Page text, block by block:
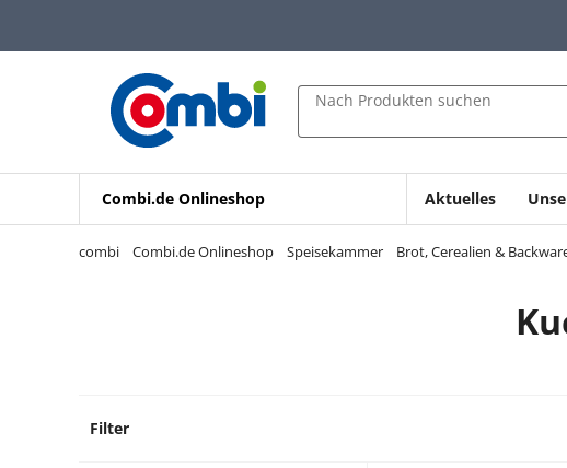
Zur Navigation springen
Zur Suche springen
Nach Produkten suchen
Combi.de Onlineshop Aktuelles
combi Combi.de Onlineshop Speisekammer Brot, Cerealien &
Filter